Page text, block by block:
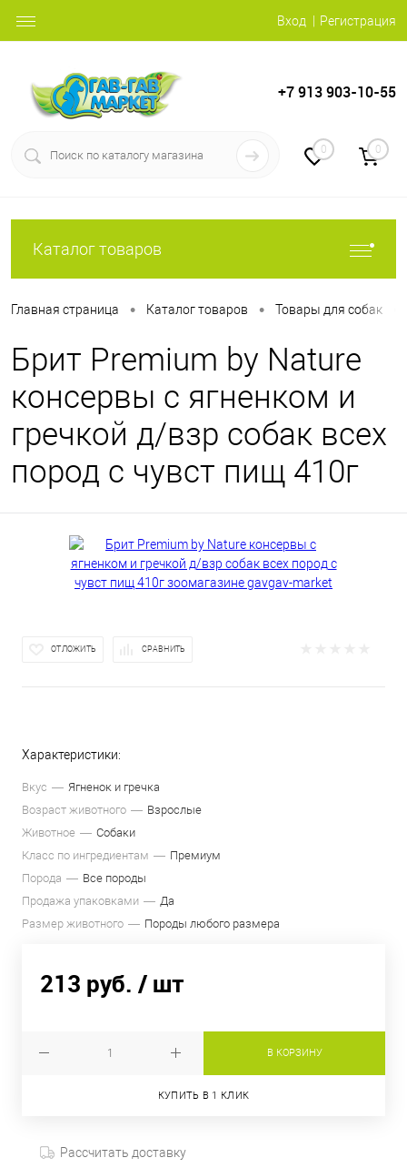
Вход Регистрация
+7 913 903-10-55
0 0
Каталог товаров
Главная страница • Каталог товаров • Товары для собак
Брит Premium by Nature
консервы с ягненком и
гречкой д/взр собак всех
пород с чувст пищ 410г
ОТЛОЖИТЬ СРАВНИТЬ
Характеристики:
Вкус
Ягненок и гречка
Возраст животного
Взрослые
Животное
Собаки
Класс по ингредиентам
Премиум
Порода
Все породы
Продажа упаковками
Да
Размер животного
Породы любого размера
213 руб. / шт
В КОРЗИНУ
КУПИТЬ В 1 КЛИК
Рассчитать доставку